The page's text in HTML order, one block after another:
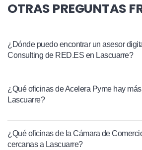
OTRAS PREGUNTAS
¿Dónde puedo encontrar un asesor
Consulting de RED.ES en Lascuarre?
¿Qué oficinas de Acelera Pyme hay
Lascuarre?
¿Qué oficinas de la Cámara de
cercanas a Lascuarre?